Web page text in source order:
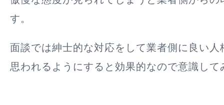
す。
面談では紳士的な対応をして業者側に良い人
思われるようにすると効果的なので意識して